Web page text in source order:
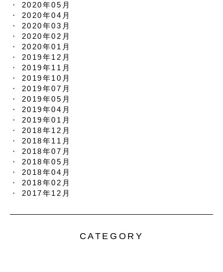
2020年05月
2020年04月
2020年03月
2020年02月
2020年01月
2019年12月
2019年11月
2019年10月
2019年07月
2019年05月
2019年04月
2019年01月
2018年12月
2018年11月
2018年07月
2018年05月
2018年04月
2018年02月
2017年12月
CATEGORY